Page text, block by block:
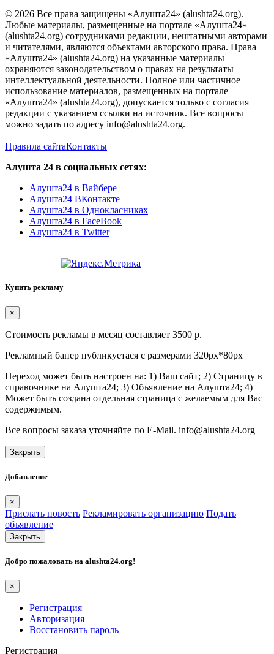
© 2026 Все права защищены «Алушта24» (alushta24.org).
Любые материалы, размещенные на портале «Алушта24»
(alushta24.org) сотрудниками редакции, нештатными авторами
и читателями, являются объектами авторского права. Права
«Алушта24» (alushta24.org) на указанные материалы
охраняются законодательством о правах на результаты
интеллектуальной деятельности. Полное или частичное
использование материалов, размещенных на портале
«Алушта24» (alushta24.org), допускается только с согласия
редакции с указанием ссылки на источник. Все вопросы
можно задать по адресу info@alushta24.org.
Правила сайтаКонтакты
Алушта 24 в социальных сетях:
Алушта24 в Вайбере
Алушта24 ВКонтакте
Алушта24 в Однокласниках
Алушта24 в FaceBook
Алушта24 в Twitter
Купить рекламу
×
Стоимость рекламы в месяц составляет 3500 р.
Рекламный банер публикуетася с размерами 320px*80px
Переход может быть настроен на: 1) Ваш сайт; 2) Страницу в
справочнике на Алушта24; 3) Объявление на Алушта24; 4)
Может быть создана отдельная страница с желаемым для Вас
содержимым.
Все вопросы заказа уточняйте по E-Mail. info@alushta24.org
Закрыть
Добавление
×
Прислать новость Рекламировать организацию Подать
объявление
Закрыть
Добро пожаловать на alushta24.org!
×
Регистрация
Авторизация
Восстановить пароль
Регистрация